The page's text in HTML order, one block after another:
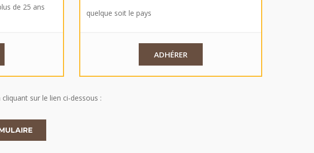
de 25 ans
quelque soit le pays
ADHÉRER
sur le lien ci-dessous :